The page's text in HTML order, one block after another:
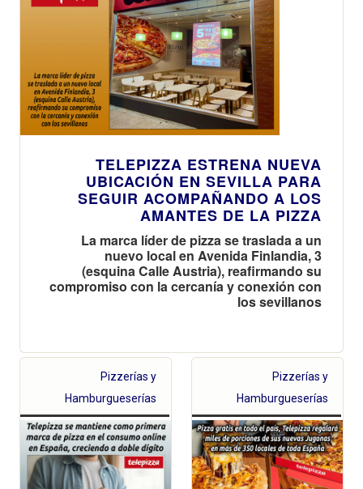
TELEPIZZA ESTRENA NUEVA
UBICACIÓN EN SEVILLA PARA
SEGUIR ACOMPAÑANDO A LOS
AMANTES DE LA PIZZA
La marca líder de pizza se traslada a un
nuevo local en Avenida Finlandia, 3
(esquina Calle Austria), reafirmando su
compromiso con la cercanía y conexión con
los sevillanos
Pizzerías y
Hamburgueserías
Pizzerías y
Hamburgueserías